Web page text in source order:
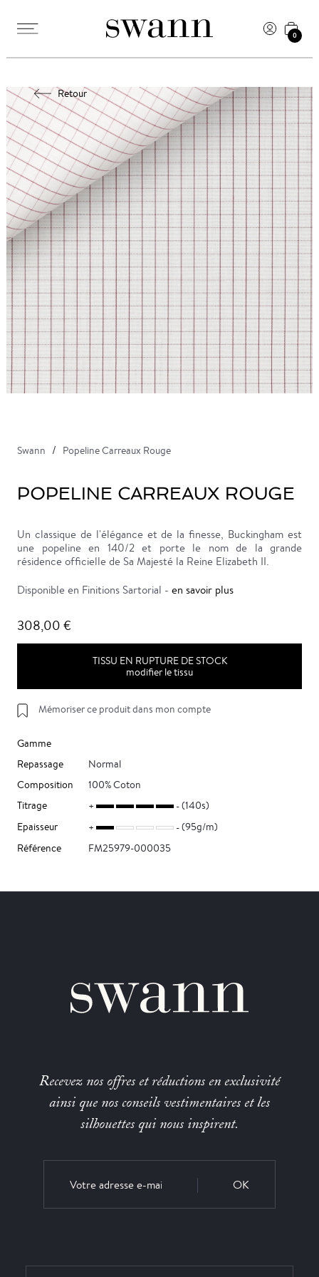
0
Retour
Swann Popeline Carreaux Rouge
POPELINE CARREAUX ROUGE
Un classique de l'élégance et de la finesse, Buckingham est
une popeline en 140/2 et porte le nom de la grande
résidence officielle de Sa Majesté la Reine Elizabeth II.
Disponible en Finitions Sartorial - en savoir plus
308,00 €
TISSU EN RUPTURE DE STOCK
modifier le tissu
Mémoriser ce produit dans mon compte
Gamme
Repassage
Normal
Composition
100% Coton
Titrage
(140s)
Epaisseur
(95g/m)
Référence
FM25979-000035
Recevez nos offres et réductions en exclusivité
ainsi que nos conseils vestimentaires et les
silhouettes qui nous inspirent.
OK